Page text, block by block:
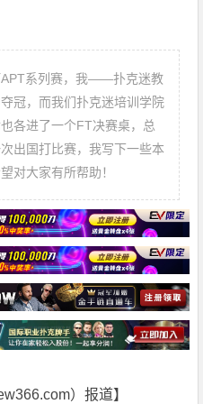
APT系列赛，我——扑克迷教
冠，而我们扑克迷培训学院
各进了一个FT决赛桌，总
出国打比赛，我写下一些本
对大家有所帮助！
）报道】